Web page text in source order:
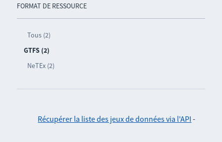
FORMAT DE RESSOURCE
Tous (2)
GTFS (2)
NeTEx (2)
Récupérer la liste des jeux de données via l'API -